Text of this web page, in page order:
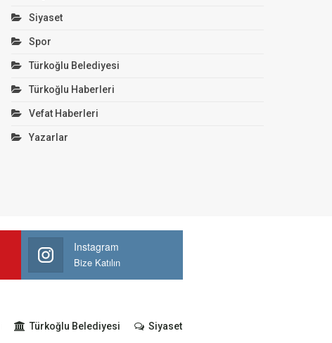
Siyaset
Spor
Türkoğlu Belediyesi
Türkoğlu Haberleri
Vefat Haberleri
Yazarlar
Instagram
Bize Katılın
Türkoğlu Belediyesi
Siyaset